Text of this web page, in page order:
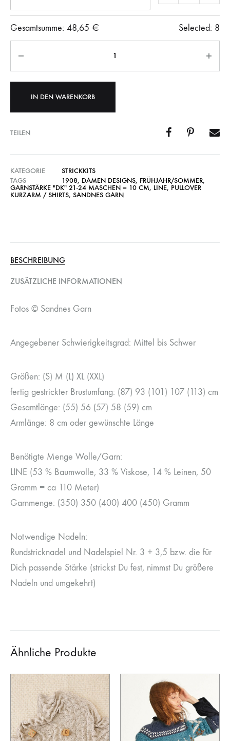
Gesamtsumme: 48,65 € Selected: 8
IN DEN WARENKORB
TEILEN
KATEGORIE
STRICKKITS
TAGS
1908, DAMEN DESIGNS, FRÜHJAHR/SOMMER,
GARNSTÄRKE "DK" 21-24 MASCHEN = 10 CM, LINE, PULLOVER
KURZARM / SHIRTS, SANDNES GARN
BESCHREIBUNG
ZUSÄTZLICHE INFORMATIONEN
Fotos © Sandnes Garn
Angegebener Schwierigkeitsgrad: Mittel bis Schwer
Größen: (S) M (L) XL (XXL)
fertig gestrickter Brustumfang: (87) 93 (101) 107 (113) cm
Gesamtlänge: (55) 56 (57) 58 (59) cm
Armlänge: 8 cm oder gewünschte Länge
Benötigte Menge Wolle/Garn:
LINE (53 % Baumwolle, 33 % Viskose, 14 % Leinen, 50
Gramm = ca 110 Meter)
Garnmenge: (350) 350 (400) 400 (450) Gramm
Notwendige Nadeln:
Rundstricknadel und Nadelspiel Nr. 3 + 3,5 bzw. die für
Dich passende Stärke (strickst Du fest, nimmst Du größere
Nadeln und umgekehrt)
Ähnliche Produkte